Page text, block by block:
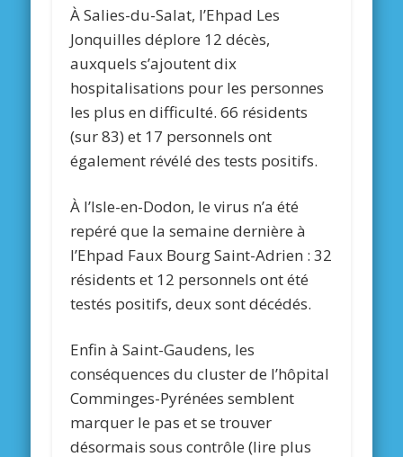
À Salies-du-Salat, l’Ehpad Les
Jonquilles déplore 12 décès,
auxquels s’ajoutent dix
hospitalisations pour les personnes
les plus en difficulté. 66 résidents
(sur 83) et 17 personnels ont
également révélé des tests positifs.
À l’Isle-en-Dodon, le virus n’a été
repéré que la semaine dernière à
l’Ehpad Faux Bourg Saint-Adrien : 32
résidents et 12 personnels ont été
testés positifs, deux sont décédés.
Enfin à Saint-Gaudens, les
conséquences du cluster de l’hôpital
Comminges-Pyrénées semblent
marquer le pas et se trouver
désormais sous contrôle (lire plus